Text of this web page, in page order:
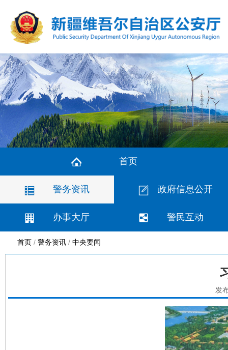
首页
警务资讯 政府信息公开
办事大厅 警民互动
首页 / 警务资讯 / 中央要闻
发